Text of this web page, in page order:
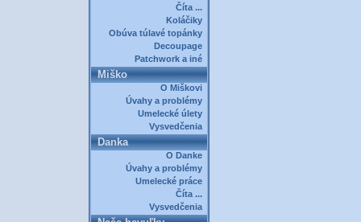
Číta ...
Koláčiky
Obúva túlavé topánky
Decoupage
Patchwork a iné
Miško
O Miškovi
Úvahy a problémy
Umelecké úlety
Vysvedčenia
Danka
O Danke
Úvahy a problémy
Umelecké práce
Číta ...
Vysvedčenia